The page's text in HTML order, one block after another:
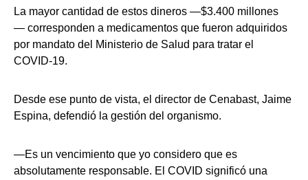
La mayor cantidad de estos dineros —$3.400 millones
— corresponden a medicamentos que fueron adquiridos
por mandato del Ministerio de Salud para tratar el
COVID-19.
Desde ese punto de vista, el director de Cenabast, Jaime
Espina, defendió la gestión del organismo.
—Es un vencimiento que yo considero que es
absolutamente responsable. El COVID significó una